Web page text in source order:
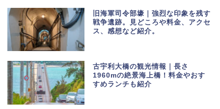
旧海軍司令部壕｜強烈な印象を残す
戦争遺跡。見どころや料金、アクセ
ス、感想など紹介。
古宇利大橋の観光情報｜長さ
1960mの絶景海上橋！料金やおす
すめランチも紹介